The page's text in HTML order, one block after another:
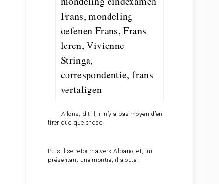
— Allons, dit-il, il n’y a pas moyen d’en
tirer quelque chose.
Puis il se retourna vers Albano, et, lui
présentant une montre, il ajouta :